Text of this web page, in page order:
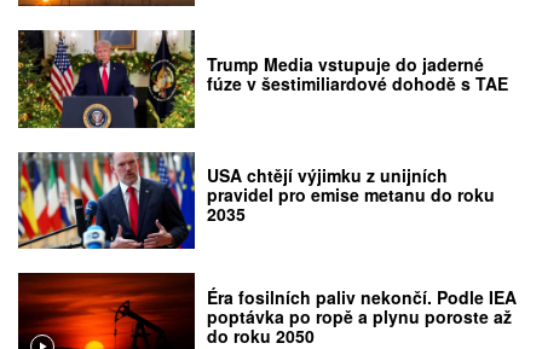
Trump Media vstupuje do jaderné
fúze v šestimiliardové dohodě s TAE
USA chtějí výjimku z unijních
pravidel pro emise metanu do roku
2035
Éra fosilních paliv nekončí. Podle IEA
poptávka po ropě a plynu poroste až
do roku 2050